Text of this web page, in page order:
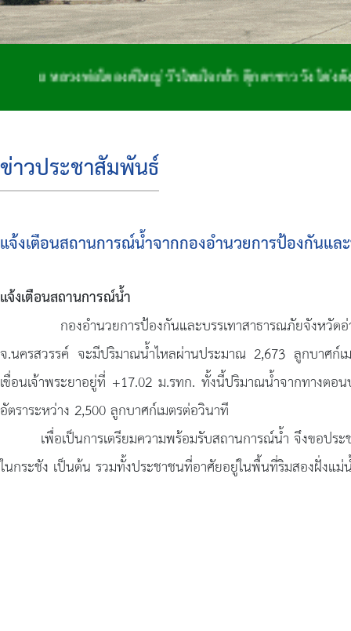
หลวงพ่อโตองค์ใหญ่ วีรไทยใจกล้า ตุ๊กตาชาววัง โด่งดังจักสา
ข่าวประชาสัมพันธ์
แจ้งเตือนสถานการณ์น้ำจากกองอำนวยการป้องกันแล
แจ้งเตือนสถานการณ์น้ำ
กองอำนวยการป้องกันและบรรเทาสาธารณภัยจังหวัดอ่า
จ.นครสวรรค์ จะมีปริมาณน้ำไหลผ่านประมาณ 2,673 ลูกบาศก์
เขื่อนเจ้าพระยาอยู่ที่ +17.02 ม.รทก. ทั้งนี้ปริมาณน้ำจากทางตอ
อัตราระหว่าง 2,500 ลูกบาศก์เมตรต่อวินาที
เพื่อเป็นการเตรียมความพร้อมรับสถานการณ์น้ำ จึงขอประช
ในกระชัง เป็นต้น รวมทั้งประชาชนที่อาศัยอยู่ในพื้นที่ริมสองฝั่งแ